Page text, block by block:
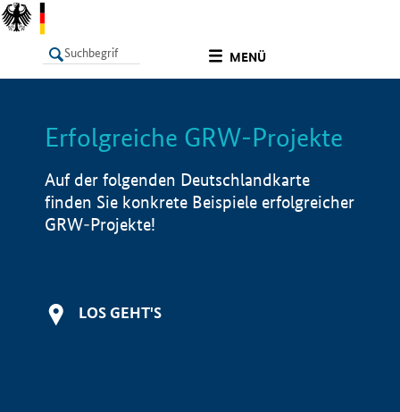
MENÜ
LISTE Info
Erfolgreiche GRW-Projekte
Auf der folgenden Deutschlandkarte
finden Sie konkrete Beispiele erfolgreicher
GRW-Projekte!
LOS GEHT'S